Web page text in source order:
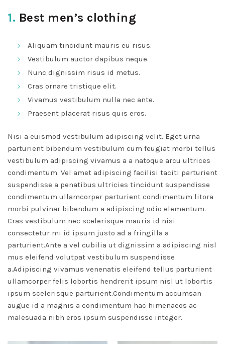
1. Best men’s clothing
Aliquam tincidunt mauris eu risus.
Vestibulum auctor dapibus neque.
Nunc dignissim risus id metus.
Cras ornare tristique elit.
Vivamus vestibulum nulla nec ante.
Praesent placerat risus quis eros.
Nisi a euismod vestibulum adipiscing velit. Eget urna
parturient bibendum vestibulum cum feugiat morbi tellus
vestibulum adipiscing vivamus a a natoque arcu ultrices
condimentum. Vel amet adipiscing facilisi taciti parturient
suspendisse a penatibus ultricies tincidunt suspendisse
condimentum ullamcorper parturient condimentum litora
morbi pulvinar bibendum a adipiscing odio elementum.
Cras vestibulum nec scelerisque mauris id nisi
consectetur mi id ipsum justo ad a fringilla a
parturient.Ante a vel cubilia ut dignissim a adipiscing nisl
mus eleifend volutpat vestibulum suspendisse
a.Adipiscing vivamus venenatis eleifend tellus parturient
ullamcorper felis lobortis hendrerit ipsum nisl ut lobortis
ipsum scelerisque parturient.Condimentum accumsan
augue id a magnis a condimentum hac himenaeos ac
malesuada nibh eros ipsum suspendisse integer.